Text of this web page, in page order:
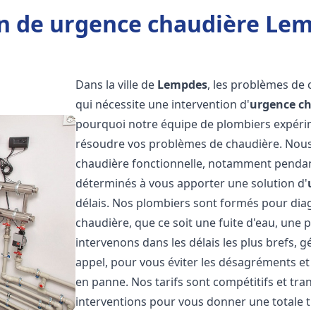
de urgence chaudière
Dans la ville de Lempdes, les problèmes
qui nécessite une intervention d'urgence
pourquoi notre équipe de plombiers
résoudre vos problèmes de chaudière.
chaudière fonctionnelle, notamment
déterminés à vous apporter une solution d'
délais. Nos plombiers sont formés pour
chaudière, que ce soit une fuite d'eau, une
intervenons dans les délais les plus brefs,
appel, pour vous éviter les désagréments
en panne. Nos tarifs sont compétitifs et
interventions pour vous donner une totale